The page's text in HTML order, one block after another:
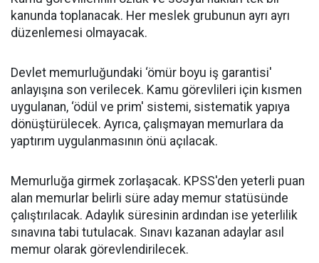
kanunda toplanacak. Her meslek grubunun ayrı ayrı
düzenlemesi olmayacak.
Devlet memurluğundaki ‘ömür boyu iş garantisi'
anlayışına son verilecek. Kamu görevlileri için kısmen
uygulanan, ‘ödül ve prim' sistemi, sistematik yapıya
dönüştürülecek. Ayrıca, çalışmayan memurlara da
yaptırım uygulanmasının önü açılacak.
Memurluğa girmek zorlaşacak. KPSS'den yeterli puan
alan memurlar belirli süre aday memur statüsünde
çalıştırılacak. Adaylık süresinin ardından ise yeterlilik
sınavına tabi tutulacak. Sınavı kazanan adaylar asıl
memur olarak görevlendirilecek.